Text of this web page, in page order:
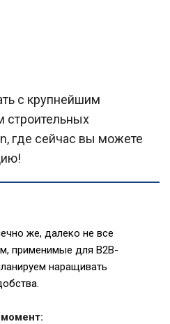
с крупнейшим
строительных
где сейчас вы можете
же, далеко не все
применимые для B2B-
наращивать